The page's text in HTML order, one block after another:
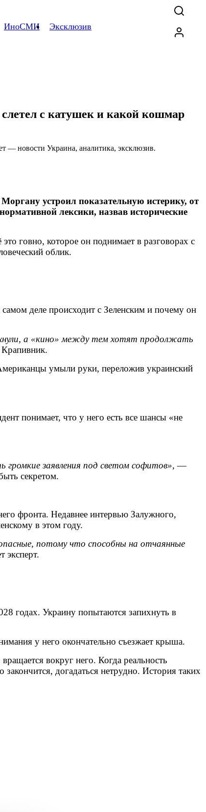
ИноСМИ Эксклюзив
с катушек и какой кошмар
устроил показательную истерику, от
лексики, назвав исторические
говно, которое он поднимает в разговорах с
облик.
деле происходит с Зеленским и почему он
а «кино» между тем хотят продолжать
умыли руки, переложив украинский
понимает, что у него есть все шансы «не
заявления под светом софитов», —
секретом.
фронта. Недавнее интервью Залужного,
в этом году.
потому что способны на отчаянные
эксперт.
годах. Украину попытаются запихнуть в
у него окончательно съезжает крыша.
вокруг него. Когда реальность
догадаться нетрудно. История таких